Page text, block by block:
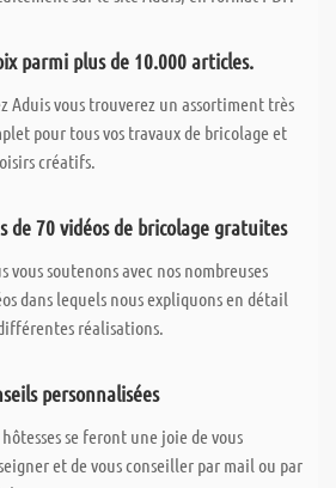
parmi plus de 10.000 articles.
Aduis vous trouverez un assortiment très
pour tous vos travaux de bricolage et
créatifs.
de 70 vidéos de bricolage gratuites
vous soutenons avec nos nombreuses
dans lequels nous expliquons en détail
réalisations.
personnalisées
hôtesses se feront une joie de vous
et de vous conseiller par mail ou par